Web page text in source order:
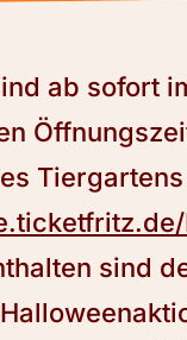
ab sofort
sind